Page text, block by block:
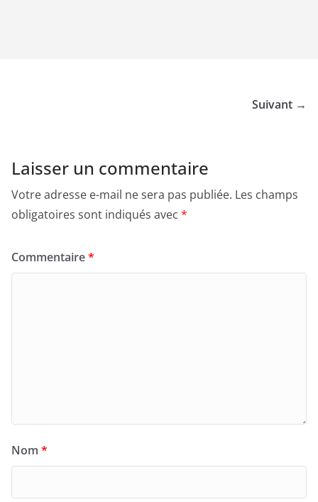
Suivant →
Laisser un commentaire
Votre adresse e-mail ne sera pas publiée. Les champs
obligatoires sont indiqués avec *
Commentaire*
Nom *